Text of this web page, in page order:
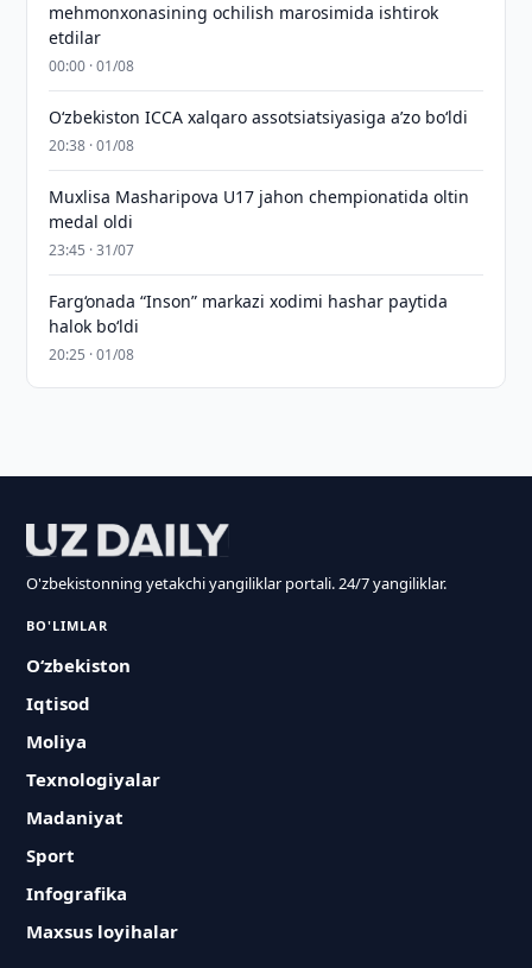
mehmonxonasining ochilish marosimida ishtirok
etdilar
00:00 · 01/08
O‘zbekiston ICCA xalqaro assotsiatsiyasiga aʼzo bo‘ldi
20:38 · 01/08
Muxlisa Masharipova U17 jahon chempionatida oltin
medal oldi
23:45 · 31/07
Farg‘onada “Inson” markazi xodimi hashar paytida
halok bo‘ldi
20:25 · 01/08
O'zbekistonning yetakchi yangiliklar portali. 24/7 yangiliklar.
BO'LIMLAR
O‘zbekiston
Iqtisod
Moliya
Texnologiyalar
Madaniyat
Sport
Infografika
Maxsus loyihalar